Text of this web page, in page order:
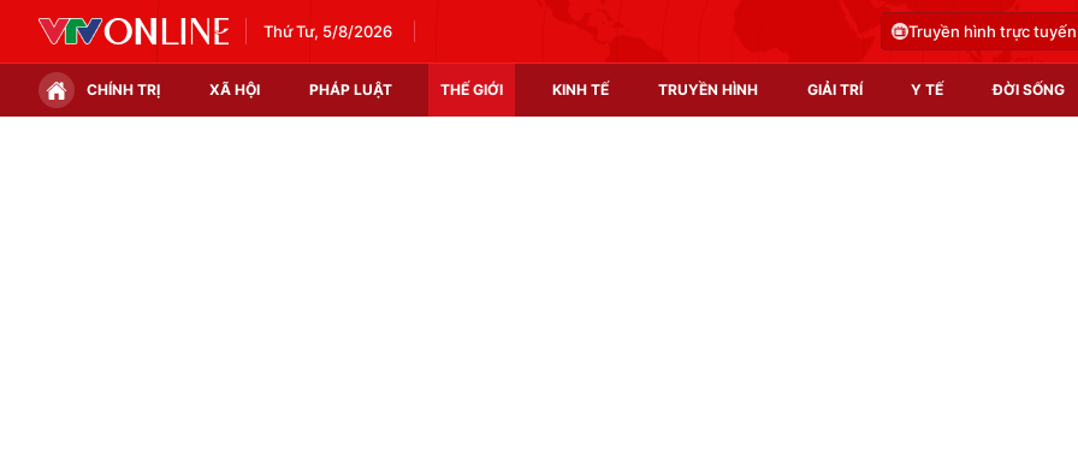
Thứ Tư, 5/8/2026 Truyền hình trực tuyến
CHÍNH TRỊ XÃ HỘI PHÁP LUẬT THẾ GIỚI KINH TẾ TRUYỀN HÌNH GIẢI TRÍ Y TẾ ĐỜI SỐNG